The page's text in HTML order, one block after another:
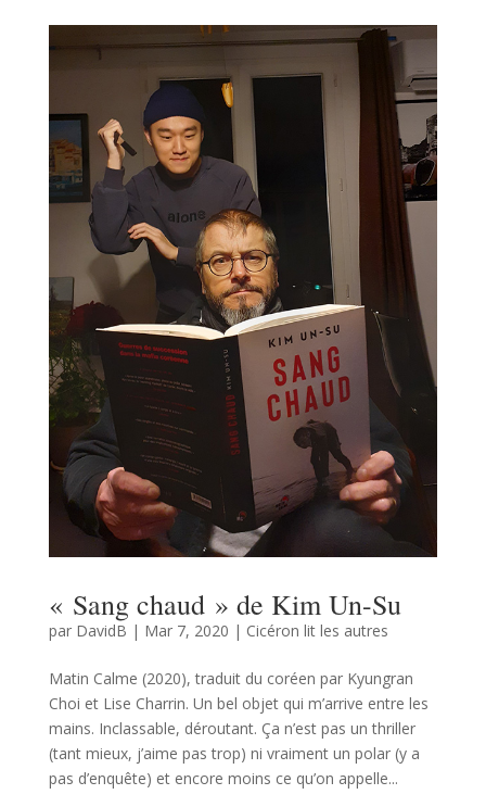
« Sang chaud » de Kim Un-Su
par DavidB | Mar 7, 2020 | Cicéron lit les autres
Matin Calme (2020), traduit du coréen par Kyungran
Choi et Lise Charrin. Un bel objet qui m’arrive entre les
mains. Inclassable, déroutant. Ça n’est pas un thriller
(tant mieux, j’aime pas trop) ni vraiment un polar (y a
pas d’enquête) et encore moins ce qu’on appelle...